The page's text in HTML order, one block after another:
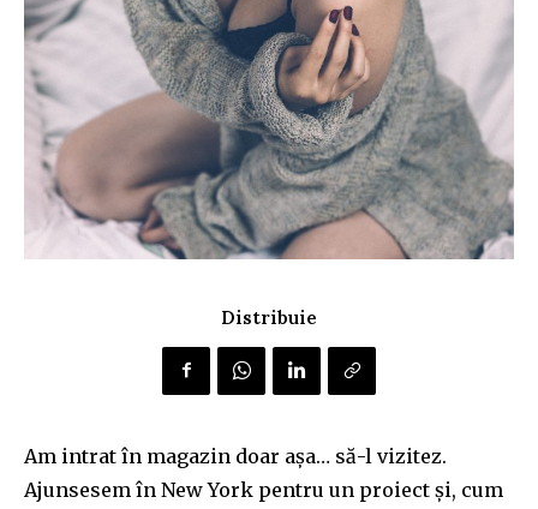
Distribuie
Am intrat în magazin doar așa… să-l vizitez.
Ajunsesem în New York pentru un proiect și, cum